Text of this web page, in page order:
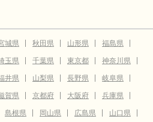
城県 秋田県 山形県
福島県
玉県 千葉県 東京都
神奈川県
井県 山梨県 長野県
岐阜県
賀県 京都府 大阪府
兵庫県
島根県 岡山県 広島県
山口県